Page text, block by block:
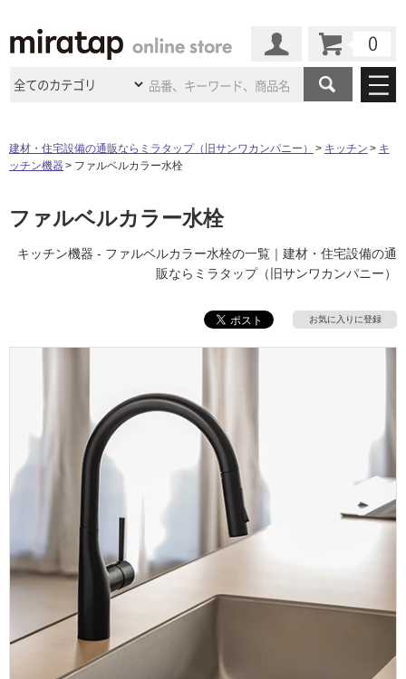
商品カテゴリ
キッチン 浴室（風呂・
ム）・トイレ
建具・玄関
ウッドデッキ フローリング・床材
照明 ペット用品
内装用建材 パネル・壁材
ロートアイアン 天然石・石材
メンテナンス・施工材
施工事例
施工事例 法人案件納入事例
ミラタップ のあるくらし お客様訪問インタビュー
ショールーム
ショールームのご案内 東京ショールーム
名古屋ショールーム 京都ショールーム
ショールーム
ム
横浜スマート
ム
ウェルビーみのお
BOX
サポート
初めての方へ
修理お問い合わせ クレーム公開
説明書・図面検索 水まわり
お役立ち情報 住まいの スタイリング
アイデア
ミラタップチャンネル
その他サービス
自分らしい家づくり
最高のリノベ会社が
かる
建材・住宅設備の通販ならミラタップ（旧サンワカンパニー） キッチン
キ
ッチン機器
ファルベルカラー水栓
ファルベルカラー水栓
キッチン機器 - ファルベルカラー水栓の一覧｜建材・住宅設備の通
販ならミラタップ（旧サンワカンパニー）
お気に入りに登録